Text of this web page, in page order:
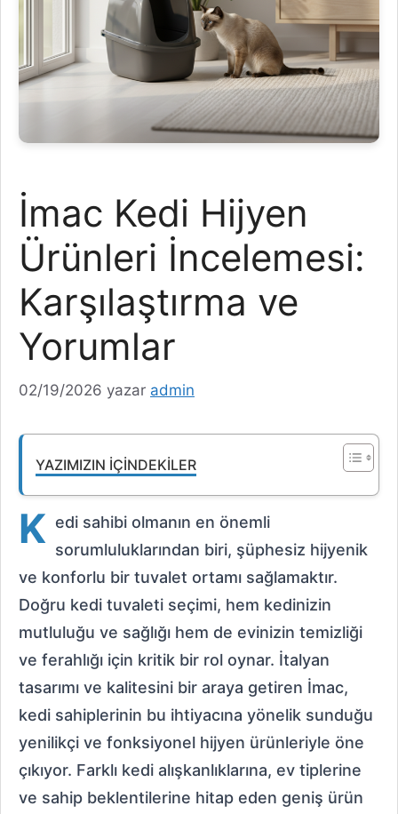
İmac Kedi Hijyen
Ürünleri İncelemesi:
Karşılaştırma ve
Yorumlar
02/19/2026 yazar admin
YAZIMIZIN İÇINDEKILER
K edi sahibi olmanın en önemli
sorumluluklarından biri, şüphesiz hijyenik
ve konforlu bir tuvalet ortamı sağlamaktır.
Doğru kedi tuvaleti seçimi, hem kedinizin
mutluluğu ve sağlığı hem de evinizin temizliği
ve ferahlığı için kritik bir rol oynar. İtalyan
tasarımı ve kalitesini bir araya getiren İmac,
kedi sahiplerinin bu ihtiyacına yönelik sunduğu
yenilikçi ve fonksiyonel hijyen ürünleriyle öne
çıkıyor. Farklı kedi alışkanlıklarına, ev tiplerine
ve sahip beklentilerine hitap eden geniş ürün